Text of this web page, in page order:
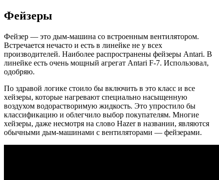
Фейзеры
Фейзер — это дым-машина со встроенным вентилятором.
Встречается нечасто и есть в линейке не у всех
производителей. Наиболее распространены фейзеры Antari. В
линейке есть очень мощный агрегат Antari F-7. Использовал,
одобряю.
По здравой логике стоило бы включить в это класс и все
хейзеры, которые нагревают специально насыщенную
воздухом водорастворимую жидкость. Это упростило бы
классификацию и облегчило выбор покупателям. Многие
хейзеры, даже несмотря на слово Hazer в названии, являются
обычными дым-машинами с вентиляторами — фейзерами.